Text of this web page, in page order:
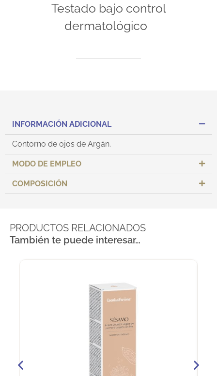
Testado bajo control
dermatológico
INFORMACIÓN ADICIONAL
Contorno de ojos de Argán.
MODO DE EMPLEO
COMPOSICIÓN
PRODUCTOS RELACIONADOS
También te puede interesar…